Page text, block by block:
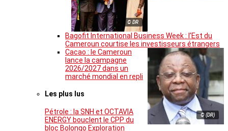
© DR
Bagofit International Business Week : l’Est du
Cameroun courtise les investisseurs étrangers
© (DR)
Cacao : le Cameroun
lance la campagne
2026/2027 dans un
marché mondial en repli
Les plus lus
Pétrole : la SNH et OCTAVIA
ENERGY bouclent le CPP du
bloc Bolongo Exploration